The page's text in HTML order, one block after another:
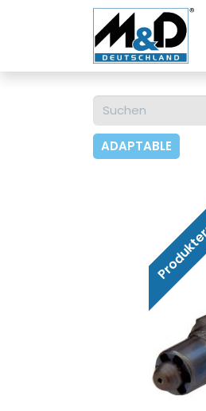
ADAPTABLE